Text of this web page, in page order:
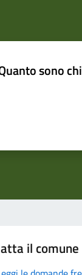
sono
il comune